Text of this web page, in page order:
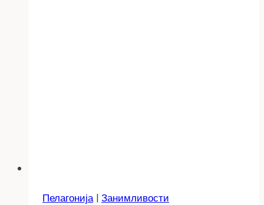
Пелагонија| Занимливости